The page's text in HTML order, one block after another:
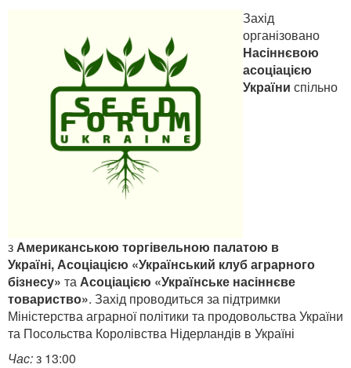
Захід
організовано
Насіннєвою
асоціацією
України спільно
зАмериканською торгівельною палатою в
Україні,Асоціацією «Український клуб аграрного
бізнесу» таАсоціацією «Українське насіннєве
товариство». Захід проводиться за підтримки
Міністерства аграрної політики та продовольства України
та Посольства Королівства Нідерландів в Україні
Час:з 13:00